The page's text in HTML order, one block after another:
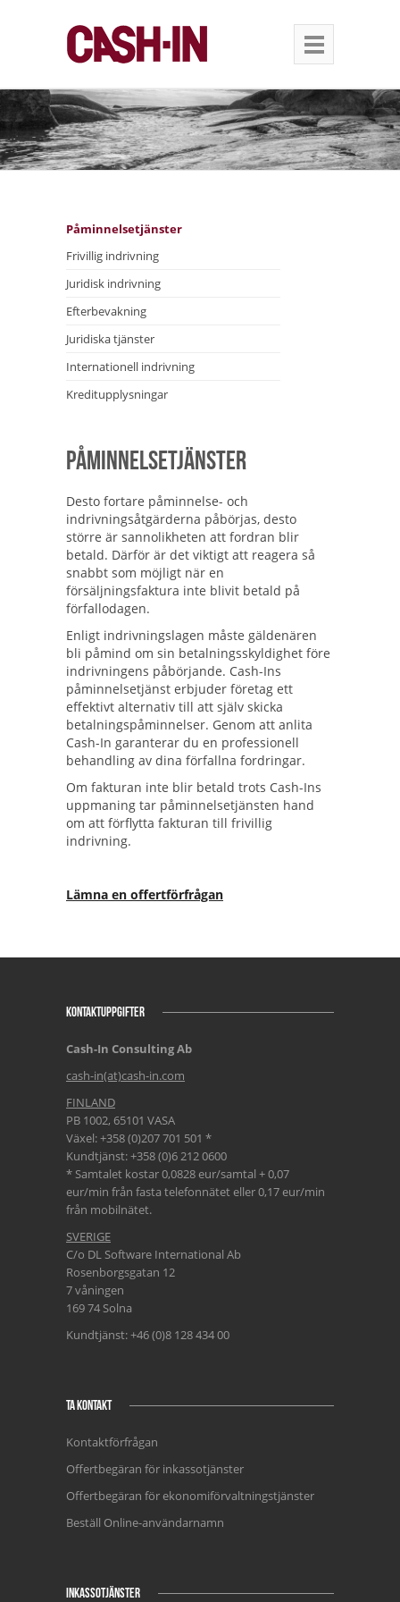
Påminnelsetjänster
Frivillig indrivning
Juridisk indrivning
Efterbevakning
Juridiska tjänster
Internationell indrivning
Kreditupplysningar
Påminnelsetjänster
Desto fortare påminnelse- och
indrivningsåtgärderna påbörjas, desto
större är sannolikheten att fordran blir
betald. Därför är det viktigt att reagera så
snabbt som möjligt när en
försäljningsfaktura inte blivit betald på
förfallodagen.
Enligt indrivningslagen måste gäldenären
bli påmind om sin betalningsskyldighet före
indrivningens påbörjande. Cash-Ins
påminnelsetjänst erbjuder företag ett
effektivt alternativ till att själv skicka
betalningspåminnelser. Genom att anlita
Cash-In garanterar du en professionell
behandling av dina förfallna fordringar.
Om fakturan inte blir betald trots Cash-Ins
uppmaning tar påminnelsetjänsten hand
om att förflytta fakturan till frivillig
indrivning.
Lämna en offertförfrågan
KONTAKTUPPGIFTER
Cash-In Consulting Ab
cash-in(at)cash-in.com
FINLAND
PB 1002, 65101 VASA
Växel: +358 (0)207 701 501 *
Kundtjänst: +358 (0)6 212 0600
* Samtalet kostar 0,0828 eur/samtal + 0,07
eur/min från fasta telefonnätet eller 0,17 eur/min
från mobilnätet.
SVERIGE
C/o DL Software International Ab
Rosenborgsgatan 12
7 våningen
169 74 Solna
Kundtjänst: +46 (0)8 128 434 00
TA KONTAKT
Kontaktförfrågan
Offertbegäran för inkassotjänster
Offertbegäran för ekonomiförvaltningstjänster
Beställ Online-användarnamn
INKASSOTJÄNSTER